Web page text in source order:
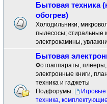
Бытовая техника
обогрев)
Холодильники,
пылесосы; стиральные
электрокамины,
Бытовая
Фотоаппараты, плееры,
электронные книги,
техника и гаджеты
Подфорумы:
Игровые
техника,